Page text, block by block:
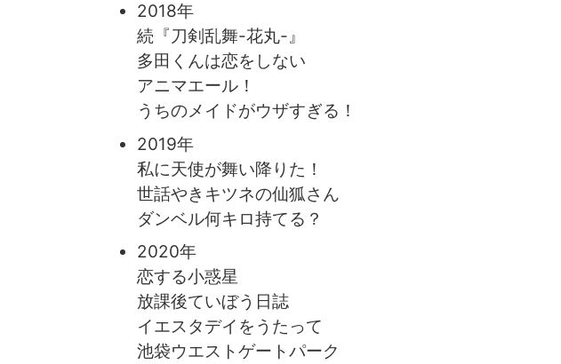
2018年
続『刀剣乱舞-花丸-』
多田くんは恋をしない
アニマエール！
うちのメイドがウザすぎる！
2019年
私に天使が舞い降りた！
世話やきキツネの仙狐さん
ダンベル何キロ持てる？
2020年
恋する小惑星
放課後ていぼう日誌
イエスタデイをうたって
池袋ウエストゲートパーク